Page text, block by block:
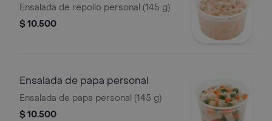
Ensalada de repollo personal (145 g)
$ 10.500
Ensalada de papa personal
Ensalada de papa personal (145 g)
$ 10.500